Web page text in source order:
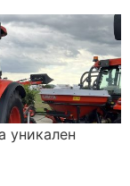
уникален